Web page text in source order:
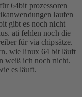
64bit prozessoren
laufen
gibt es noch nicht
ati fehlen noch die
für via chipsätze.
wie linux 64 bit läuft
weiß ich noch nicht.
es läuft.